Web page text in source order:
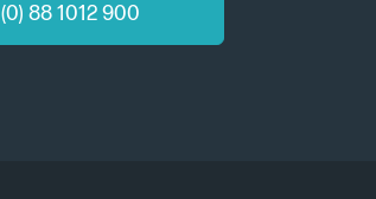
88 1012 900